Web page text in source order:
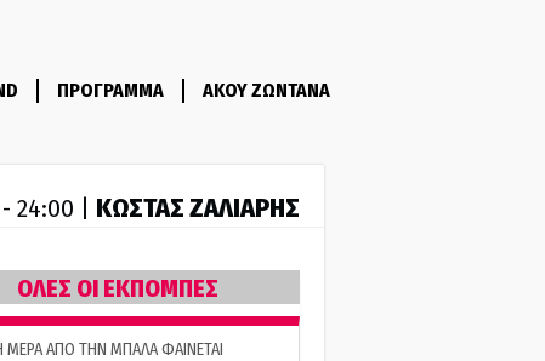
ΠΡΟΓΡΑΜΜΑ ΑΚΟΥ ΖΩΝΤΑΝΑ
24:00 | ΚΩΣΤΑΣ ΖΑΛΙΑΡΗΣ
ΟΛΕΣ ΟΙ ΕΚΠΟΜΠΕΣ
ΜΕΡΑ ΑΠΟ ΤΗΝ ΜΠΑΛΑ ΦΑΙΝΕΤΑΙ